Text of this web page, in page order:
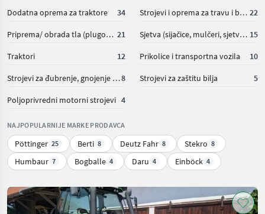
Dodatna oprema za traktore
34 Strojevi i oprema za travu i baliranje 22
Priprema/ obrada tla (plugovi, kultivatori, tanjurače i dr.) 21 Sjetva (sijačice, mulčeri, sjetvospremači i dr) 15
Traktori 12 Prikolice i transportna vozila 10
Strojevi za đubrenje, gnojenje i navodnjavanje8 Strojevi za zaštitu bilja 5
Poljoprivredni motorni strojevi 4
NAJPOPULARNIJE MARKE PRODAVCA
Pöttinger 25 Berti 8 Deutz Fahr 8 Stekro 8
Humbaur 7 Bogballe 4 Daru 4 Einböck 4